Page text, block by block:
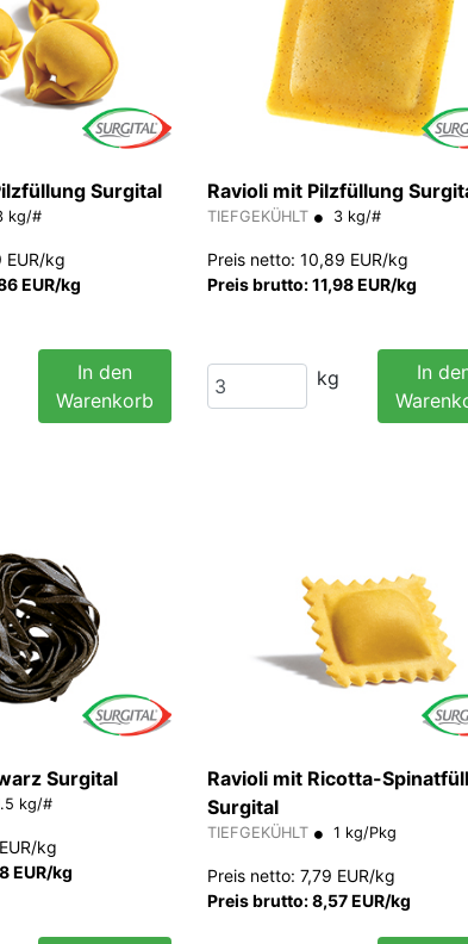
Surgital
kg/#
EUR/kg
EUR/kg
In den
Warenkorb
Ravioli mit Pilzfüllung
TIEFGEKÜHLT 3 kg/#
Preis netto: 10,89 EUR/kg
Preis brutto: 11,98 EUR/kg
kg
In
Surgital
kg/#
kg
EUR/kg
Ravioli mit Ricotta-
Surgital
TIEFGEKÜHLT 1 kg/Pkg
Preis netto: 7,79 EUR/kg
Preis brutto: 8,57 EUR/kg